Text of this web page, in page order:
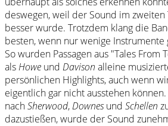
deswegen, weil der Sound im zweiten
besser wurde. Trotzdem klang die
besten, wenn nur wenige
So wurden Passagen aus "Tales From
alsHowe und Davison alleine
persönlichen Highlights, auch wenn
eigentlich gar nicht ausstehen
nachSherwood,Downesund Schellen
dazustießen, wurde der Sound